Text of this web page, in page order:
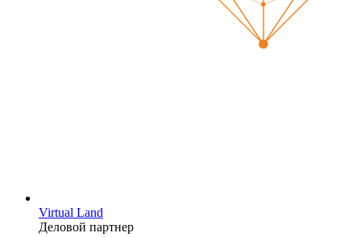
Virtual Land
Деловой партнер